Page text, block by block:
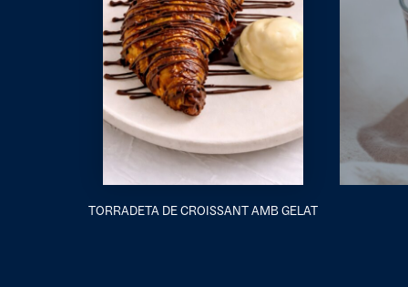
TORRADETA DE CROISSANT AMB GELAT